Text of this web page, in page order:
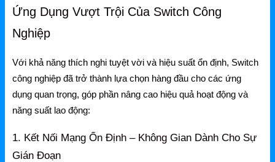
Huawei eKitEngine
WAC
Mercusys
Mercusys Router WiFi
Mercusys Switch
Ứng Dụng Vượt Trội Của Switch Công
Nghiệp
Với khả năng thích nghi tuyệt vời và hiệu suất ổn định, Switch
công nghiệp đã trở thành lựa chọn hàng đầu cho các ứng
dụng quan trọng, góp phần nâng cao hiệu quả hoạt động và
năng suất lao động:
1. Kết Nối Mạng Ổn Định – Không Gian Dành Cho Sự
Gián Đoạn